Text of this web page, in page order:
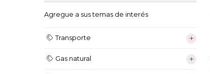
Agregue a sus temas de interés
Transporte
Gas natural